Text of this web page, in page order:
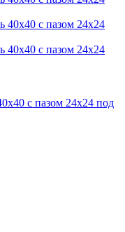
с пазом 24х24 под